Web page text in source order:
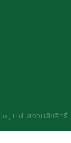
Ltd. สงวนลิขสิทธิ์